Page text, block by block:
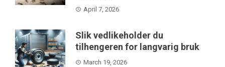
April 7, 2026
Slik vedlikeholder du
tilhengeren for langvarig bruk
March 19, 2026